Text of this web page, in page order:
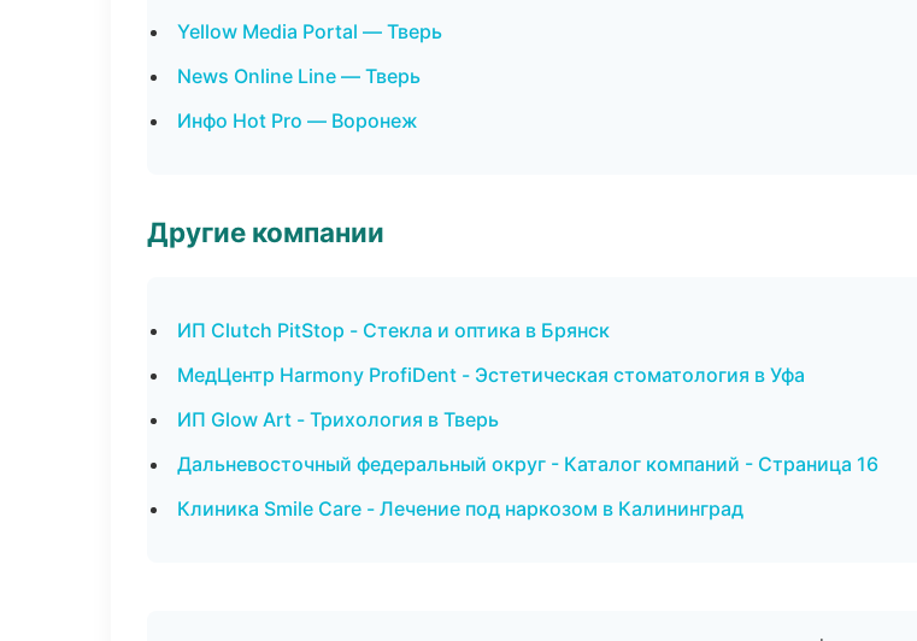
Yellow Media Portal — Тверь
News Online Line — Тверь
Инфо Hot Pro — Воронеж
Другие компании
ИП Clutch PitStop - Стекла и оптика в Брянск
МедЦентр Harmony ProfiDent - Эстетическая стоматология в Уфа
ИП Glow Art - Трихология в Тверь
Дальневосточный федеральный округ - Каталог компаний - Страница 16
Клиника Smile Care - Лечение под наркозом в Калининград